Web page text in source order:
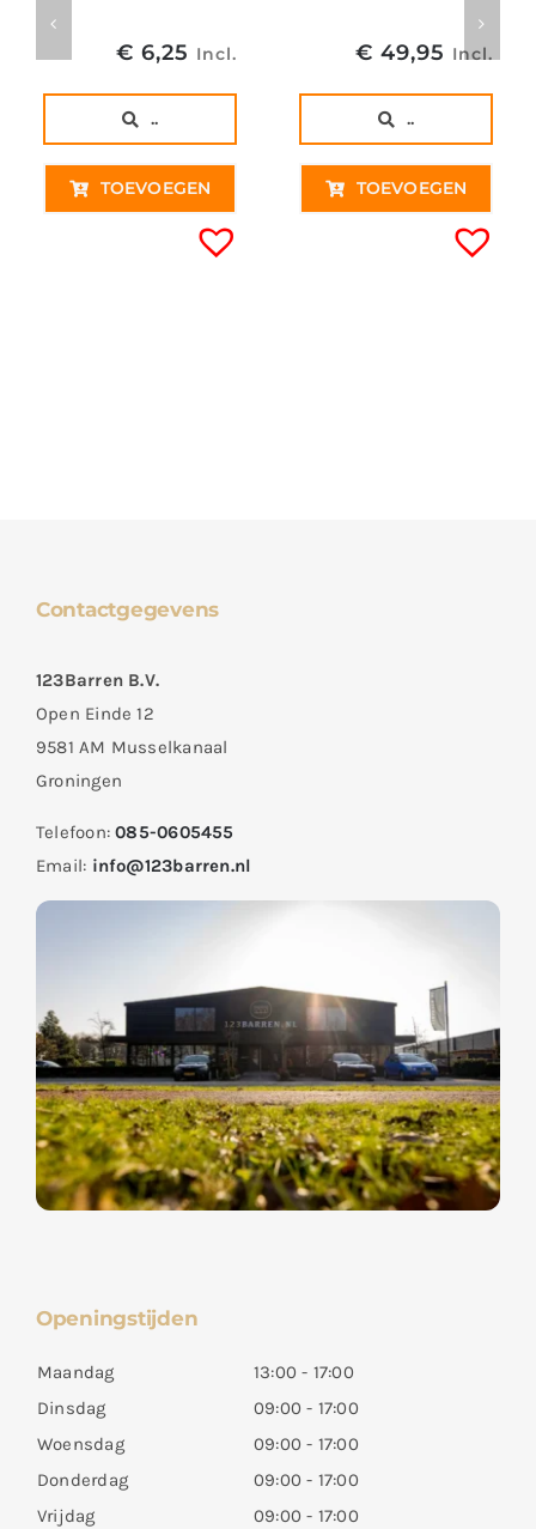
€ 6,25 Incl.
..
TOEVOEGEN
€ 49,95 Incl.
..
TOEVOEGEN
Contactgegevens
123Barren B.V.
Open Einde 12
9581 AM Musselkanaal
Groningen
Telefoon:085-0605455
Email: info@123barren.nl
Openingstijden
Maandag
13:00 - 17:00
Dinsdag
09:00 - 17:00
Woensdag
09:00 - 17:00
Donderdag
09:00 - 17:00
Vrijdag
09:00 - 17:00